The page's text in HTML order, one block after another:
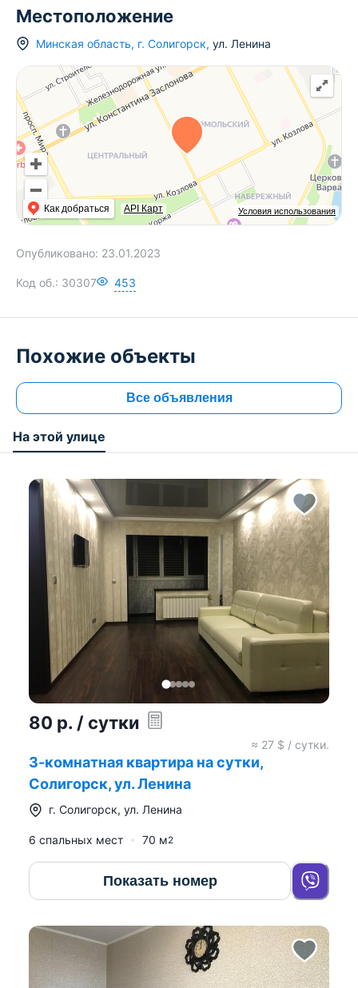
Местоположение
Минская область, г. Солигорск, ул. Ленина
Условия использования
Как добраться API Карт
Опубликовано: 23.01.2023
Код об.: 30307 453
Похожие объекты
Все объявления
На этой улице
80 р. / сутки
≈ 27 $ / сутки.
3-комнатная квартира на сутки,
Солигорск, ул. Ленина
г. Солигорск, ул. Ленина
6 спальных мест 70 м2
Показать номер